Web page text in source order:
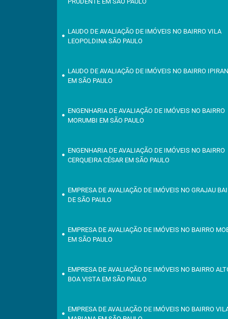
LAUDO DE AVALIAÇÃO DE IMÓVEIS NO BAIRRO VILA
LEOPOLDINA SÃO PAULO
LAUDO DE AVALIAÇÃO DE IMÓVEIS NO BAIRRO
EM SÃO PAULO
ENGENHARIA DE AVALIAÇÃO DE IMÓVEIS NO BAIRRO
MORUMBI EM SÃO PAULO
ENGENHARIA DE AVALIAÇÃO DE IMÓVEIS NO BAIRRO
CERQUEIRA CÉSAR EM SÃO PAULO
EMPRESA DE AVALIAÇÃO DE IMÓVEIS NO GRAJAU
DE SÃO PAULO
EMPRESA DE AVALIAÇÃO DE IMÓVEIS NO BAIRRO
EM SÃO PAULO
EMPRESA DE AVALIAÇÃO DE IMÓVEIS NO BAIRRO
BOA VISTA EM SÃO PAULO
EMPRESA DE AVALIAÇÃO DE IMÓVEIS NO BAIRRO